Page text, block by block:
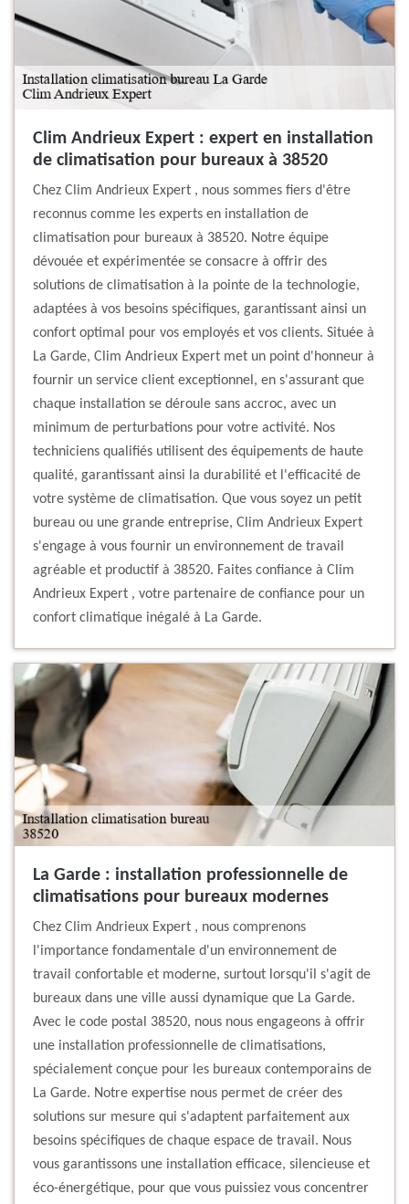
Clim Andrieux Expert : expert en installation
de climatisation pour bureaux à 38520
Chez Clim Andrieux Expert , nous sommes fiers d'être
reconnus comme les experts en installation de
climatisation pour bureaux à 38520. Notre équipe
dévouée et expérimentée se consacre à offrir des
solutions de climatisation à la pointe de la technologie,
adaptées à vos besoins spécifiques, garantissant ainsi un
confort optimal pour vos employés et vos clients. Située à
La Garde, Clim Andrieux Expert met un point d'honneur à
fournir un service client exceptionnel, en s'assurant que
chaque installation se déroule sans accroc, avec un
minimum de perturbations pour votre activité. Nos
techniciens qualifiés utilisent des équipements de haute
qualité, garantissant ainsi la durabilité et l'efficacité de
votre système de climatisation. Que vous soyez un petit
bureau ou une grande entreprise, Clim Andrieux Expert
s'engage à vous fournir un environnement de travail
agréable et productif à 38520. Faites confiance à Clim
Andrieux Expert , votre partenaire de confiance pour un
confort climatique inégalé à La Garde.
La Garde : installation professionnelle de
climatisations pour bureaux modernes
Chez Clim Andrieux Expert , nous comprenons
l'importance fondamentale d'un environnement de
travail confortable et moderne, surtout lorsqu'il s'agit de
bureaux dans une ville aussi dynamique que La Garde.
Avec le code postal 38520, nous nous engageons à offrir
une installation professionnelle de climatisations,
spécialement conçue pour les bureaux contemporains de
La Garde. Notre expertise nous permet de créer des
solutions sur mesure qui s'adaptent parfaitement aux
besoins spécifiques de chaque espace de travail. Nous
vous garantissons une installation efficace, silencieuse et
éco-énergétique, pour que vous puissiez vous concentrer